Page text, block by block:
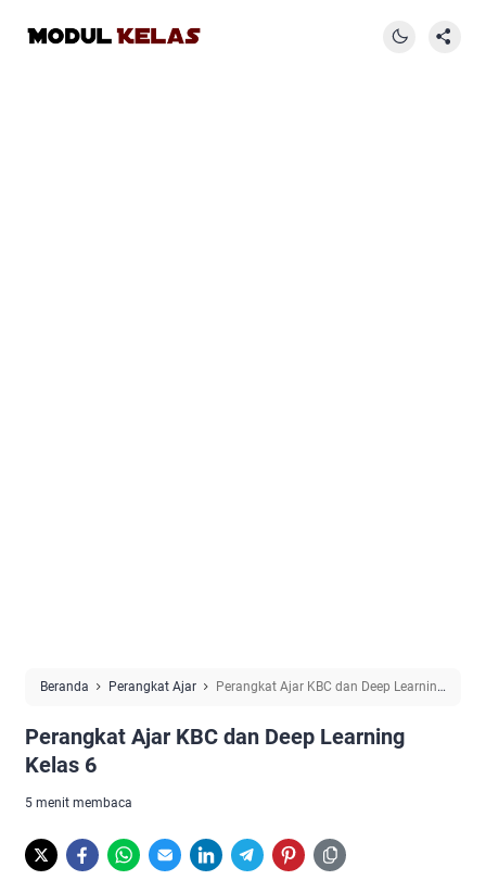
Beranda Perangkat Ajar
Perangkat Ajar KBC dan Deep Learning
Perangkat Ajar KBC dan Deep Learning
Kelas 6
5 menit membaca